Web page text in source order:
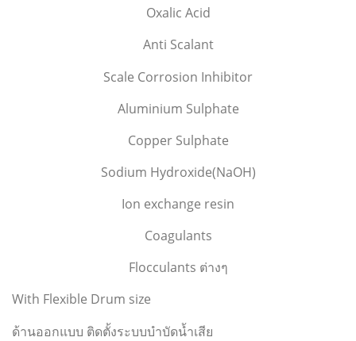
Oxalic Acid
Anti Scalant
Scale Corrosion Inhibitor
Aluminium Sulphate
Copper Sulphate
Sodium Hydroxide(NaOH)
Ion exchange resin
Coagulants
Flocculants ต่างๆ
With Flexible Drum size
ด้านออกแบบ ติดตั้งระบบบำบัดน้ำเสีย